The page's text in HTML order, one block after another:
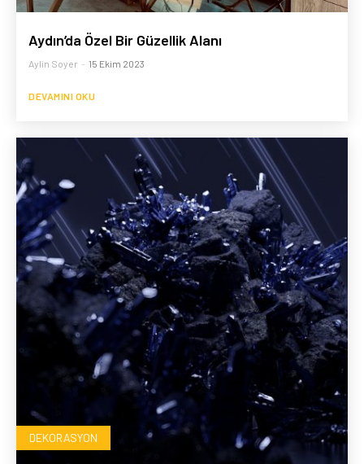
Aydın’da Özel Bir Güzellik Alanı
Aylin Soyer - 15 Ekim 2023
DEVAMINI OKU
DEKORASYON